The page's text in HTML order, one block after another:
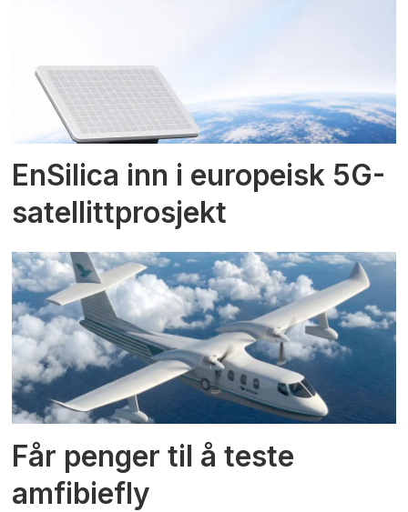
EnSilica inn i europeisk 5G-
satellittprosjekt
Får penger til å teste
amfibiefly